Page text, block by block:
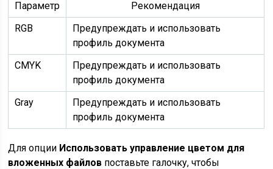
Параметр
Рекомендация
RGB
Предупреждать и использовать
профиль документа
CMYK
Предупреждать и использовать
профиль документа
Gray
Предупреждать и использовать
профиль документа
Для опции Использовать управление цветом для
вложенных файлов поставьте галочку, чтобы